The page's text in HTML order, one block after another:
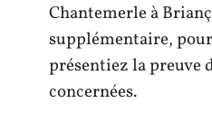
Chantemerle à
supplémentaire,
présentiez la preuve
concernées.